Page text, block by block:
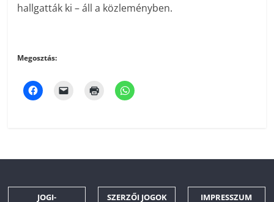
hallgatták ki – áll a közleményben.
Megosztás:
JOGI- SZERZŐI JOGOK IMPRESSZUM